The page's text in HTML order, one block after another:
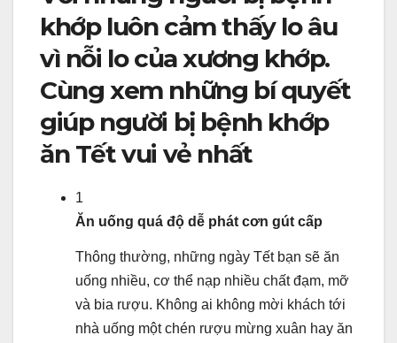
o
o
k
g
er
n
k
e
khớp luôn cảm thấy lo âu
vì nỗi lo của xương khớp.
Cùng xem những bí quyết
giúp người bị bệnh khớp
ăn Tết vui vẻ nhất
1
Ăn uống quá độ dễ phát cơn gút cấp
Thông thường, những ngày Tết bạn sẽ ăn
uống nhiều, cơ thể nạp nhiều chất đạm, mỡ
và bia rượu. Không ai không mời khách tới
nhà uống một chén rượu mừng xuân hay ăn